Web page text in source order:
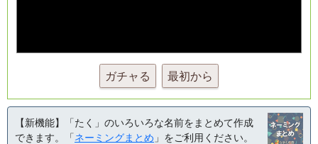
ガチャる 最初から
【新機能】「たく」のいろいろな名前をまとめて作成
できます。「ネーミングまとめ 」をご利用ください。